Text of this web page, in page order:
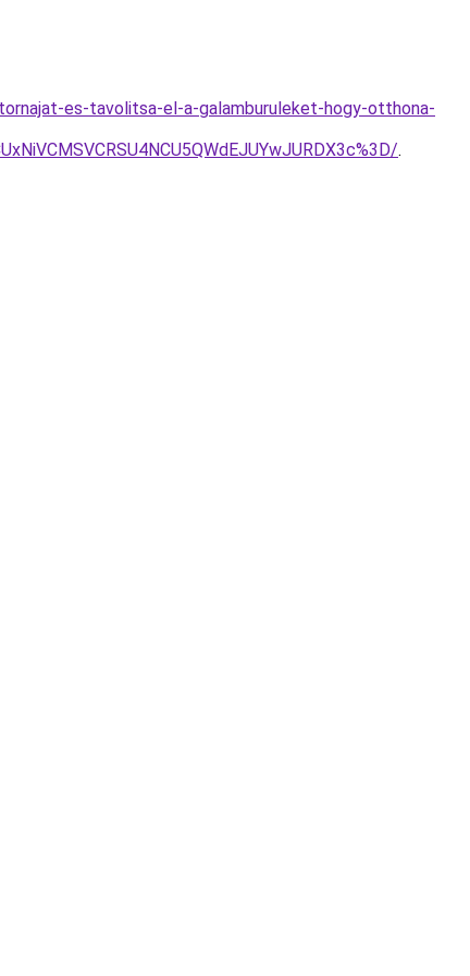
es-tavolitsa-el-a-galamburuleket-hogy-otthona-
.